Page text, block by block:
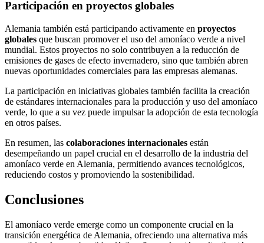
Participación en proyectos globales
Alemania también está participando activamente en proyectos
globales que buscan promover el uso del amoníaco verde a nivel
mundial. Estos proyectos no solo contribuyen a la reducción de
emisiones de gases de efecto invernadero, sino que también abren
nuevas oportunidades comerciales para las empresas alemanas.
La participación en iniciativas globales también facilita la creación
de estándares internacionales para la producción y uso del amoníaco
verde, lo que a su vez puede impulsar la adopción de esta tecnología
en otros países.
En resumen, las colaboraciones internacionales están
desempeñando un papel crucial en el desarrollo de la industria del
amoníaco verde en Alemania, permitiendo avances tecnológicos,
reduciendo costos y promoviendo la sostenibilidad.
Conclusiones
El amoníaco verde emerge como un componente crucial en la
transición energética de Alemania, ofreciendo una alternativa más